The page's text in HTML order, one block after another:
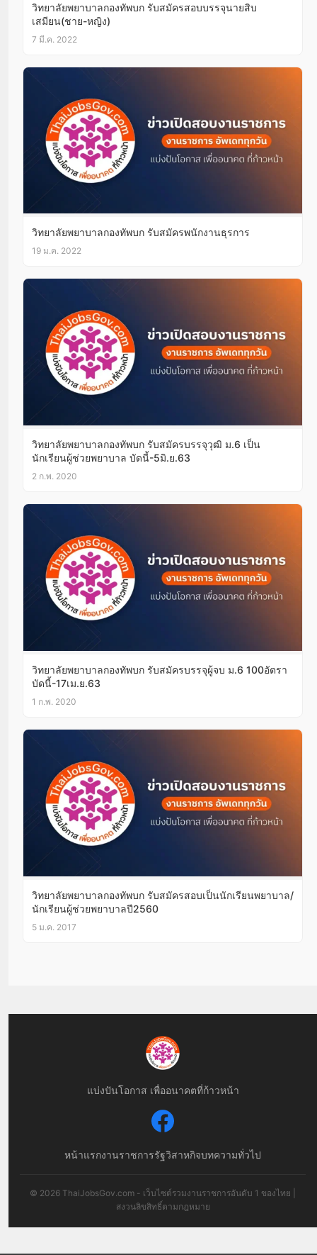
วิทยาลัยพยาบาลกองทัพบก รับสมัครสอบบรรจุนายสิบ
เสมียน(ชาย-หญิง)
7 มี.ค. 2022
วิทยาลัยพยาบาลกองทัพบก รับสมัครพนักงานธุรการ
19 ม.ค. 2022
วิทยาลัยพยาบาลกองทัพบก รับสมัครบรรจุวุฒิ ม.6 เป็น
นักเรียนผู้ช่วยพยาบาล บัดนี้-5มิ.ย.63
2 ก.พ. 2020
วิทยาลัยพยาบาลกองทัพบก รับสมัครบรรจุผู้จบ ม.6 100อัตรา
บัดนี้-17เม.ย.63
1 ก.พ. 2020
วิทยาลัยพยาบาลกองทัพบก รับสมัครสอบเป็นนักเรียนพยาบาล/
นักเรียนผู้ช่วยพยาบาลปี2560
5 ม.ค. 2017
แบ่งปันโอกาส เพื่ออนาคตที่ก้าวหน้า
หน้าแรกงานราชการรัฐวิสาหกิจบทความทั่วไป
© 2026 ThaiJobsGov.com - เว็บไซต์รวมงานราชการอันดับ 1 ของไทย |
สงวนลิขสิทธิ์ตามกฎหมาย